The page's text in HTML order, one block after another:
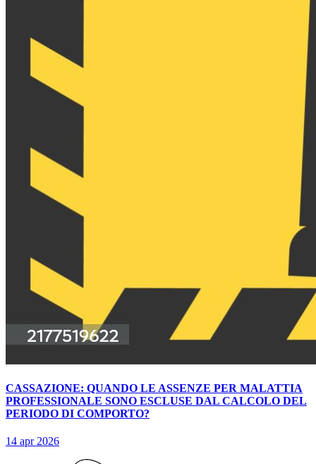
CASSAZIONE: QUANDO LE ASSENZE PER MALATTIA
PROFESSIONALE SONO ESCLUSE DAL CALCOLO DEL
PERIODO DI COMPORTO?
14 apr 2026